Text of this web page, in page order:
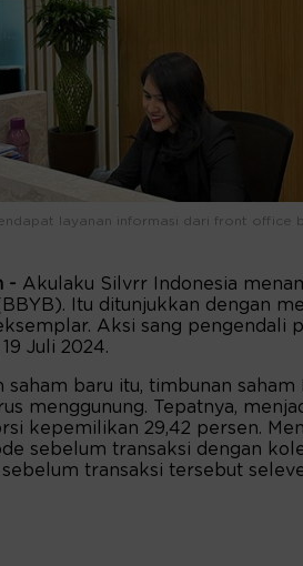
layanan informasi dari front office
- Akulaku Silvrr Indonesia
Itu ditunjukkan dengan
Aksi sang pengendali
Juli 2024.
saham baru itu, timbunan
menggunung. Tepatnya,
kepemilikan 29,42 persen.
sebelum transaksi dengan
sebelum transaksi tersebut